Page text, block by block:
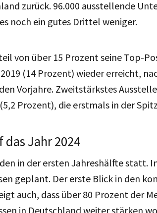
zurück. 96.000 ausstellende
noch ein gutes Drittel weniger.
von über 15 Prozent seine Top-
(14 Prozent) wieder erreicht,
Vorjahre. Zweitstärkstes
Prozent), die erstmals in der
Jahr 2024
in der ersten Jahreshälfte statt.
geplant. Der erste Blick in den
auch, dass über 80 Prozent der
in Deutschland weiter stärken